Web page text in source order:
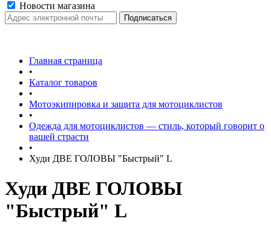
Новости магазина
Главная страница
•
Каталог товаров
•
Мотоэкипировка и защита для мотоциклистов
•
Одежда для мотоциклистов — стиль, который говорит о
вашей страсти
•
Худи ДВЕ ГОЛОВЫ "Быстрый" L
Худи ДВЕ ГОЛОВЫ
"Быстрый" L